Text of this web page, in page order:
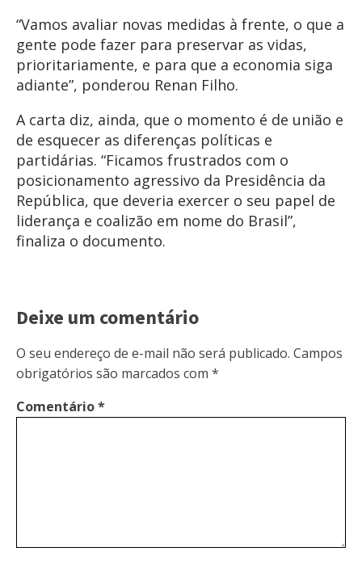
“Vamos avaliar novas medidas à frente, o que a
gente pode fazer para preservar as vidas,
prioritariamente, e para que a economia siga
adiante”, ponderou Renan Filho.
A carta diz, ainda, que o momento é de união e
de esquecer as diferenças políticas e
partidárias. “Ficamos frustrados com o
posicionamento agressivo da Presidência da
República, que deveria exercer o seu papel de
liderança e coalizão em nome do Brasil”,
finaliza o documento.
Deixe um comentário
O seu endereço de e-mail não será publicado. Campos
obrigatórios são marcados com *
Comentário*